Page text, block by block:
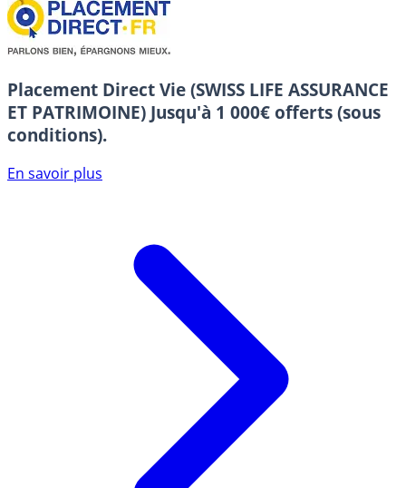
Placement Direct Vie (SWISS LIFE ASSURANCE
ET PATRIMOINE) Jusqu'à 1 000€ offerts (sous
conditions).
En savoir plus